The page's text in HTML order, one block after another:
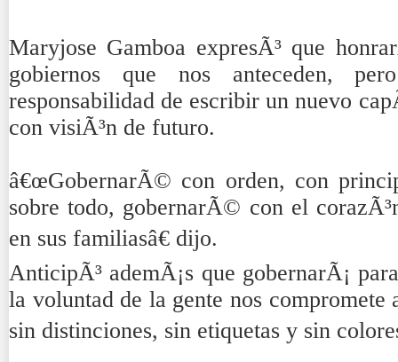
Maryjose Gamboa expresÃ³ que
gobiernos que nos anteceden,
responsabilidad de escribir un nuevo
con visiÃ³n de futuro.
â€œGobernarÃ© con orden, con
sobre todo, gobernarÃ© con el
en sus familiasâ€ dijo.
AnticipÃ³ ademÃ¡s que gobernarÃ¡
la voluntad de la gente nos compromete
sin distinciones, sin etiquetas y sin